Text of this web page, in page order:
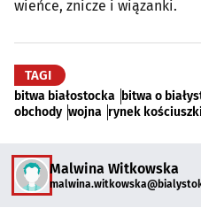
wieńce, znicze i wiązanki.
TAGI
bitwa białostocka bitwa o
obchody wojna rynek kościuszki
Malwina Witkowska